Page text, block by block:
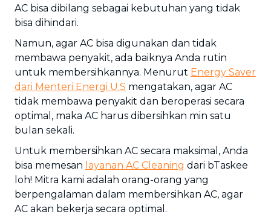
AC bisa dibilang sebagai kebutuhan yang tidak
bisa dihindari.
Namun, agar AC bisa digunakan dan tidak
membawa penyakit, ada baiknya Anda rutin
untuk membersihkannya. Menurut Energy Saver
dari Menteri Energi U.S mengatakan, agar AC
tidak membawa penyakit dan beroperasi secara
optimal, maka AC harus dibersihkan min satu
bulan sekali.
Untuk membersihkan AC secara maksimal, Anda
bisa memesan layanan AC Cleaning dari bTaskee
loh! Mitra kami adalah orang-orang yang
berpengalaman dalam membersihkan AC, agar
AC akan bekerja secara optimal.